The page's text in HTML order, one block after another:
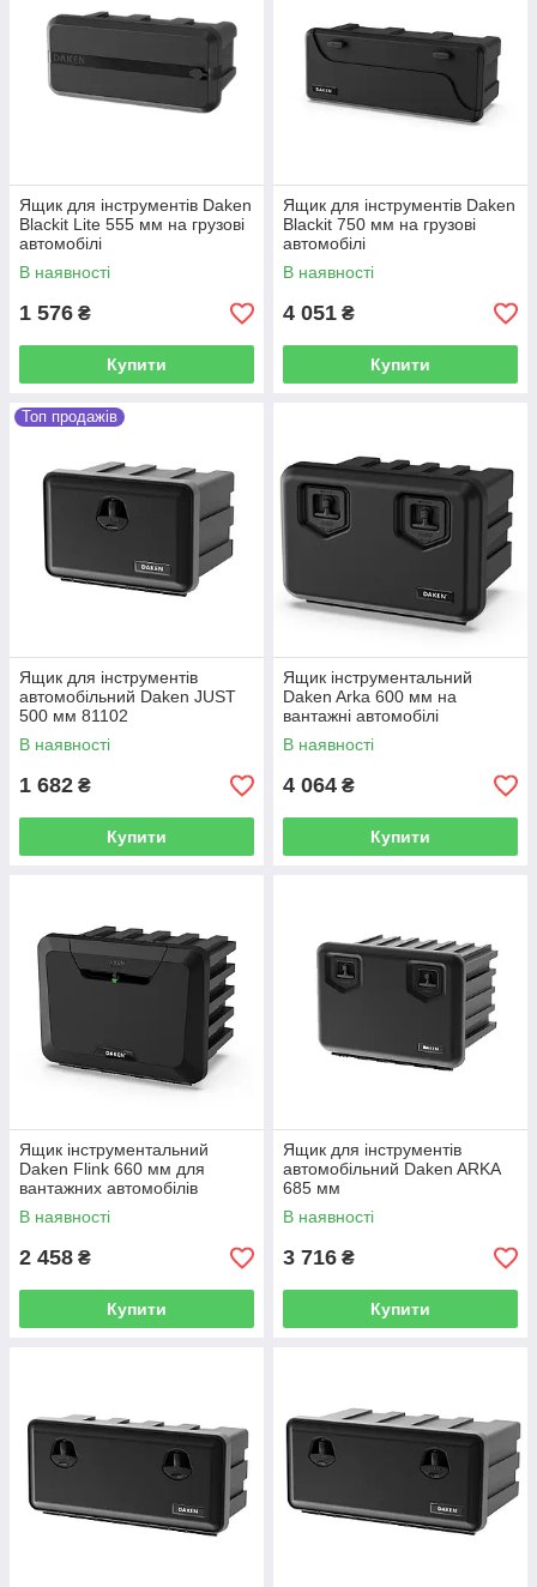
Ящик для інструментів Daken
Blackit Lite 555 мм на грузові
автомобілі
В наявності
1 576 ₴
Купити
Ящик для інструментів Daken
Blackit 750 мм на грузові
автомобілі
В наявності
4 051 ₴
Купити
Топ продажів
Ящик для інструментів
автомобільний Daken JUST
500 мм 81102
В наявності
1 682 ₴
Купити
Ящик інструментальний
Daken Arka 600 мм на
вантажні автомобілі
В наявності
4 064 ₴
Купити
Ящик інструментальний
Daken Flink 660 мм для
вантажних автомобілів
В наявності
2 458 ₴
Купити
Ящик для інструментів
автомобільний Daken ARKA
685 мм
В наявності
3 716 ₴
Купити